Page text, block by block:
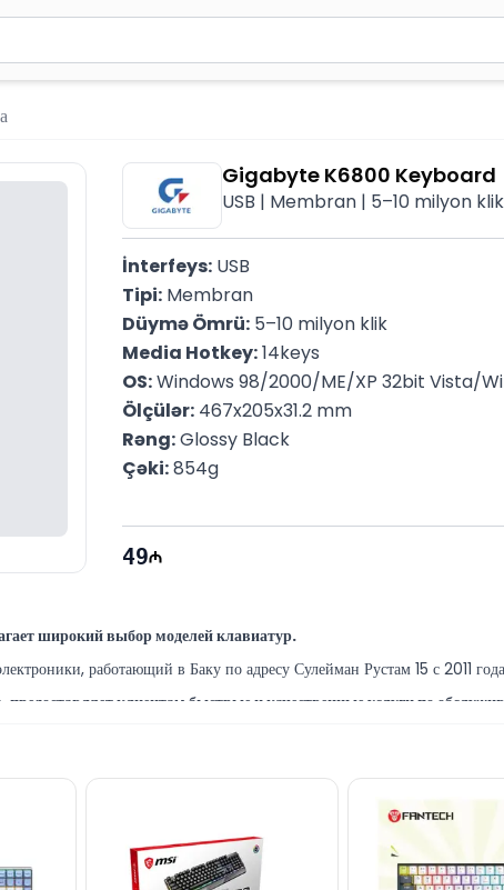
поиска. Нажмите Enter для отправки или используйте
Gigabyte K6800 Keyboard
USB | Membran | 5–10 milyon
İnterfeys: USB
Tipi: Membran
Düymə Ömrü: 5–10 milyon klik
Media Hotkey: 14keys
OS: Windows 98/2000/ME/XP 32bit Vista/
Ölçülər: 467x205x31.2 mm
Rəng: Glossy Black
Çəki: 854g
49
широкий выбор моделей клавиатур.
работающий в Баку по адресу Сулейман Рустам 15 с 2011
клиентам быстрые и качественные услуги по
в Баку по выгодной цене за НАЛИЧНЫЙ РАСЧЕТ,
компьютерным аксессуарам, вы можете связаться с нами через
готовы помочь вам ежедневно с 10:00 до 19:00.